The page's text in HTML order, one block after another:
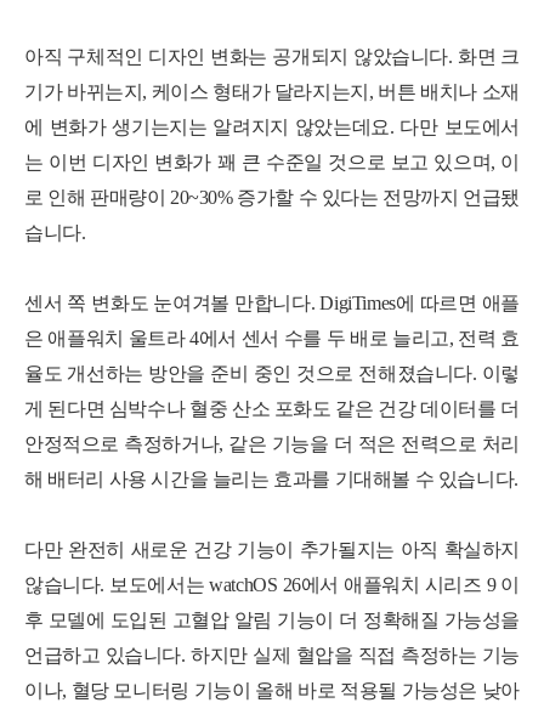
아직 구체적인 디자인 변화는 공개되지 않았습니다. 화면 크
기가 바뀌는지, 케이스 형태가 달라지는지, 버튼 배치나 소재
에 변화가 생기는지는 알려지지 않았는데요. 다만 보도에서
는 이번 디자인 변화가 꽤 큰 수준일 것으로 보고 있으며, 이
로 인해 판매량이 20~30% 증가할 수 있다는 전망까지 언급됐
습니다.
센서 쪽 변화도 눈여겨볼 만합니다. DigiTimes에 따르면 애플
은 애플워치 울트라 4에서 센서 수를 두 배로 늘리고, 전력 효
율도 개선하는 방안을 준비 중인 것으로 전해졌습니다. 이렇
게 된다면 심박수나 혈중 산소 포화도 같은 건강 데이터를 더
안정적으로 측정하거나, 같은 기능을 더 적은 전력으로 처리
해 배터리 사용 시간을 늘리는 효과를 기대해볼 수 있습니다.
다만 완전히 새로운 건강 기능이 추가될지는 아직 확실하지
않습니다. 보도에서는 watchOS 26에서 애플워치 시리즈 9 이
후 모델에 도입된 고혈압 알림 기능이 더 정확해질 가능성을
언급하고 있습니다. 하지만 실제 혈압을 직접 측정하는 기능
이나, 혈당 모니터링 기능이 올해 바로 적용될 가능성은 낮아